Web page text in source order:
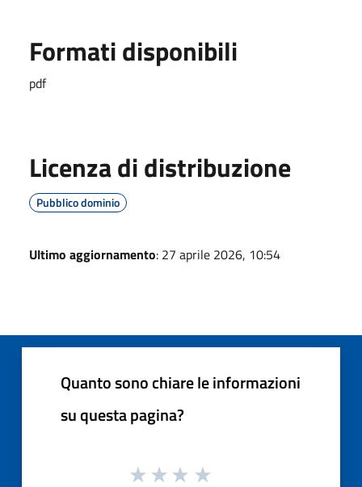
Formati disponibili
pdf
Licenza di distribuzione
Pubblico dominio
Ultimo aggiornamento: 27 aprile 2026, 10:54
Quanto sono chiare le informazioni
su questa pagina?